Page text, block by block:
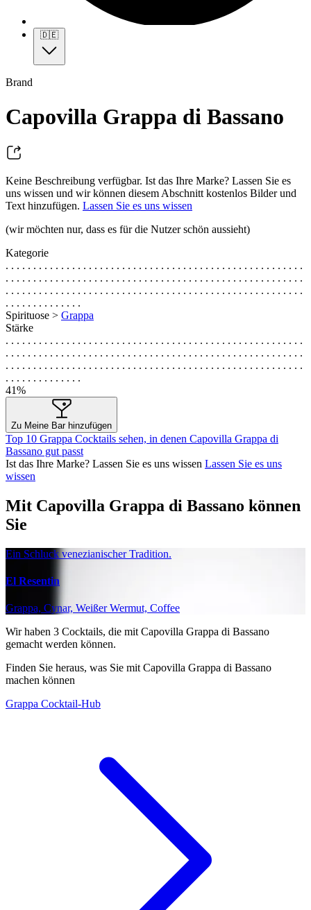
🇩🇪
Brand
Capovilla Grappa di Bassano
Keine Beschreibung verfügbar. Ist das Ihre Marke? Lassen Sie es
uns wissen und wir können diesem Abschnitt kostenlos Bilder und
Text hinzufügen. Lassen Sie es uns wissen
(wir möchten nur, dass es für die Nutzer schön aussieht)
Kategorie
. . . . . . . . . . . . . . . . . . . . . . . . . . . . . . . . . . . . . . . . . . . . . . . . . . . . . .
. . . . . . . . . . . . . . . . . . . . . . . . . . . . . . . . . . . . . . . . . . . . . . . . . . . . . .
. . . . . . . . . . . . . . . . . . . . . . . . . . . . . . . . . . . . . . . . . . . . . . . . . . . . . .
. . . . . . . . . . . . . .
Spirituose > Grappa
Stärke
. . . . . . . . . . . . . . . . . . . . . . . . . . . . . . . . . . . . . . . . . . . . . . . . . . . . . .
. . . . . . . . . . . . . . . . . . . . . . . . . . . . . . . . . . . . . . . . . . . . . . . . . . . . . .
. . . . . . . . . . . . . . . . . . . . . . . . . . . . . . . . . . . . . . . . . . . . . . . . . . . . . .
. . . . . . . . . . . . . .
41%
Zu Meine Bar hinzufügen
Top 10 Grappa Cocktails sehen, in denen Capovilla Grappa di
Bassano gut passt
Ist das Ihre Marke? Lassen Sie es uns wissen Lassen Sie es uns
wissen
Mit Capovilla Grappa di Bassano können
Sie
Ein Schluck venezianischer Tradition.
El Resentin
Grappa, Cynar, Weißer Wermut, Coffee
Wir haben 3 Cocktails, die mit Capovilla Grappa di Bassano
gemacht werden können.
Finden Sie heraus, was Sie mit Capovilla Grappa di Bassano
machen können
Grappa Cocktail-Hub